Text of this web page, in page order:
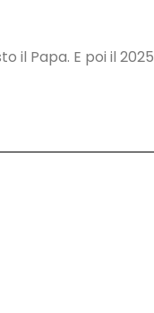
Papa. E poi il 2025